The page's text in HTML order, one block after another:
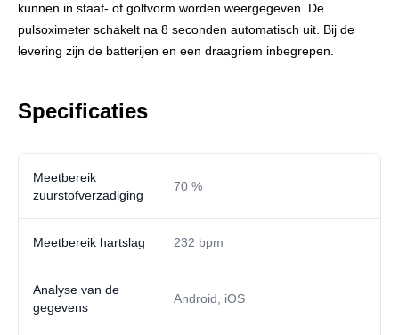
kunnen in staaf- of golfvorm worden weergegeven. De
pulsoximeter schakelt na 8 seconden automatisch uit. Bij de
levering zijn de batterijen en een draagriem inbegrepen.
Specificaties
Meetbereik
zuurstofverzadiging
70 %
Meetbereik hartslag 232 bpm
Analyse van de
gegevens
Android, iOS